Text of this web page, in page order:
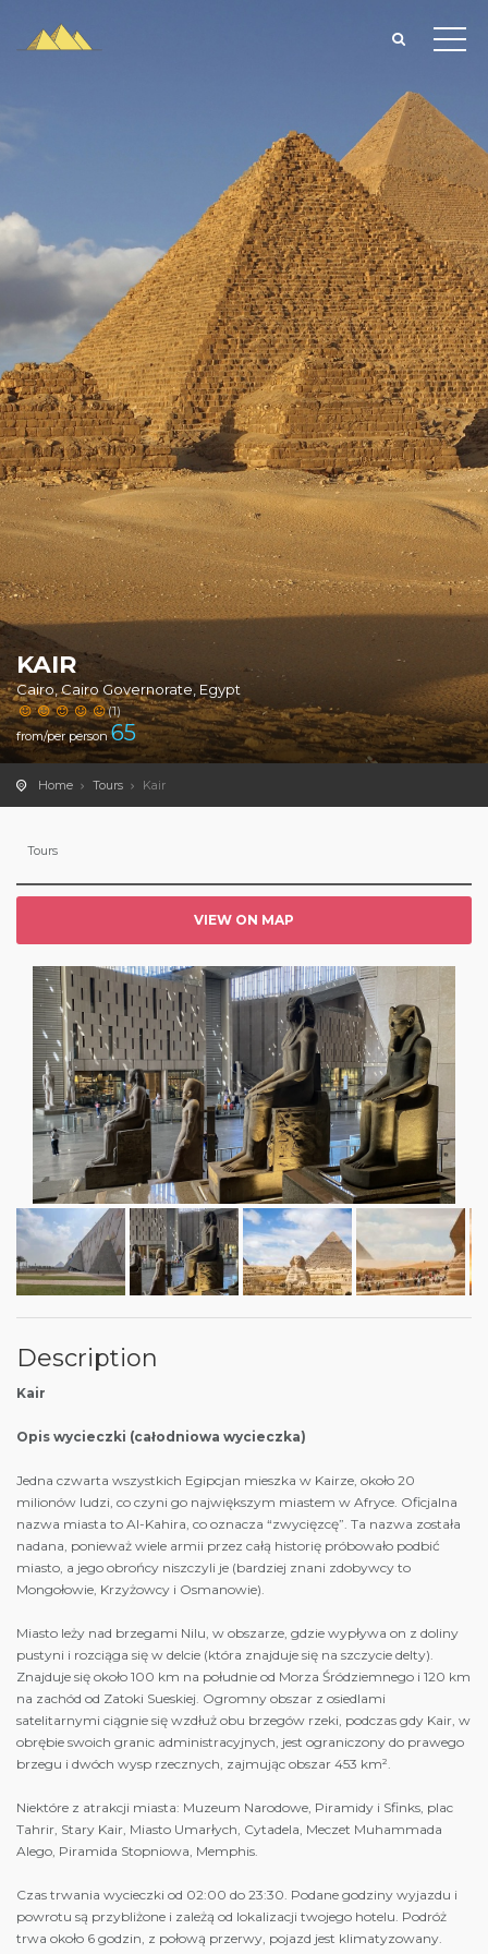
KAIR
Cairo, Cairo Governorate, Egypt
(1)
from/per person65
Home Tours Kair
Tours
VIEW ON MAP
Description
Kair
Opis wycieczki (całodniowa wycieczka)
Jedna czwarta wszystkich Egipcjan mieszka w Kairze, około 20
milionów ludzi, co czyni go największym miastem w Afryce. Oficjalna
nazwa miasta to Al-Kahira, co oznacza “zwycięzcę”. Ta nazwa została
nadana, ponieważ wiele armii przez całą historię próbowało podbić
miasto, a jego obrońcy niszczyli je (bardziej znani zdobywcy to
Mongołowie, Krzyżowcy i Osmanowie).
Miasto leży nad brzegami Nilu, w obszarze, gdzie wypływa on z doliny
pustyni i rozciąga się w delcie (która znajduje się na szczycie delty).
Znajduje się około 100 km na południe od Morza Śródziemnego i 120 km
na zachód od Zatoki Sueskiej. Ogromny obszar z osiedlami
satelitarnymi ciągnie się wzdłuż obu brzegów rzeki, podczas gdy Kair, w
obrębie swoich granic administracyjnych, jest ograniczony do prawego
brzegu i dwóch wysp rzecznych, zajmując obszar 453 km².
Niektóre z atrakcji miasta: Muzeum Narodowe, Piramidy i Sfinks, plac
Tahrir, Stary Kair, Miasto Umarłych, Cytadela, Meczet Muhammada
Alego, Piramida Stopniowa, Memphis.
Czas trwania wycieczki od 02:00 do 23:30. Podane godziny wyjazdu i
powrotu są przybliżone i zależą od lokalizacji twojego hotelu. Podróż
trwa około 6 godzin, z połową przerwy, pojazd jest klimatyzowany.